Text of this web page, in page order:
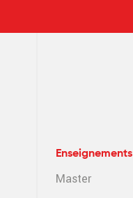
Enseignements
Master